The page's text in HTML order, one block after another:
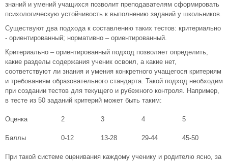
знаний и умений учащихся позволит преподавателям сформировать
психологическую устойчивость к выполнению заданий у школьников.
Существуют два подхода к составлению таких тестов: критериально
- ориентированный; нормативно – ориентированный.
Критериально – ориентированный подход позволяет определить,
какие разделы содержания ученик освоил, а какие нет,
соответствуют ли знания и умения конкретного учащегося критериям
и требованиям образовательного стандарта. Такой подход необходим
при создании тестов для текущего и рубежного контроля. Например,
в тесте из 50 заданий критерий может быть таким:
Оценка 2 3 4 5
Баллы 0-12 13-28 29-44 45-50
При такой системе оценивания каждому ученику и родителю ясно, за